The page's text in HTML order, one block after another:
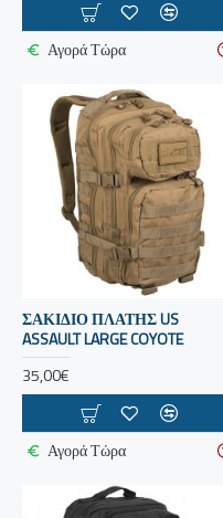
Αγορά Τώρα
ΣΑΚΙΔΙΟ ΠΛΑΤΗΣ US
ASSAULT LARGE COYOTE
35,00€
Αγορά Τώρα